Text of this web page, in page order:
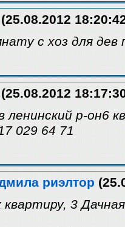
(25.08.2012
с хоз для
(25.08.2012
ленинский р-он6
029 64 71
риэлтор
квартиру, 3